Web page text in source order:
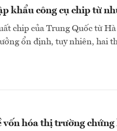
khẩu công cụ chip từ
chip của Trung Quốc từ
ổn định, tuy nhiên, hai
hóa thị trường